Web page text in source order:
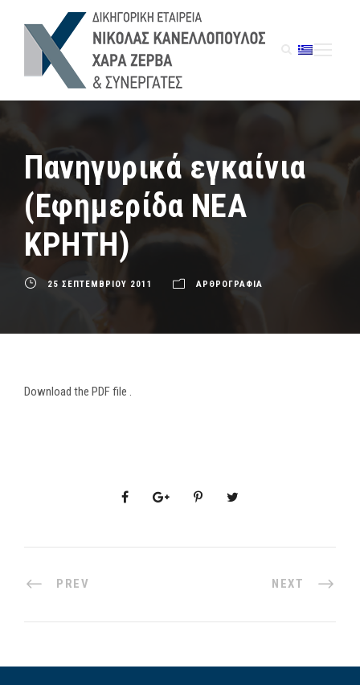
Πανηγυρικά εγκαίνια
(Εφημερίδα ΝΕΑ
ΚΡΗΤΗ)
25 ΣΕΠΤΕΜΒΡΙΟΥ 2011 ΑΡΘΡΟΓΡΑΦΙΑ
Download the PDF file .
PREV NEXT